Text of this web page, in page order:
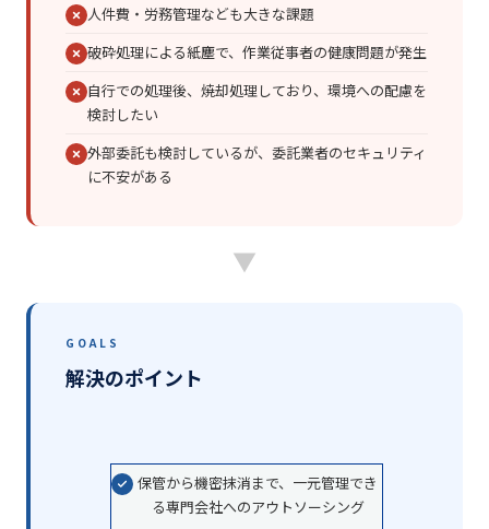
人件費・労務管理なども大きな課題
破砕処理による紙塵で、作業従事者の健康問題が発生
自行での処理後、焼却処理しており、環境への配慮を
検討したい
外部委託も検討しているが、委託業者のセキュリティ
に不安がある
▼
GOALS
解決のポイント
保管から機密抹消まで、一元管理でき
る専門会社へのアウトソーシング